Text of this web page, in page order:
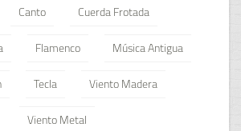
Canto
Cuerda Frotada
Flamenco
Música Antigua
Tecla
Viento Madera
Viento Metal